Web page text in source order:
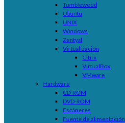
Tumbleweed
Ubuntu
UNIX
Windows
Zentyal
Virtualización
Citrix
VirtualBox
VMware
Hardware
CD-ROM
DVD-ROM
Escáneres
Fuente de alimentación